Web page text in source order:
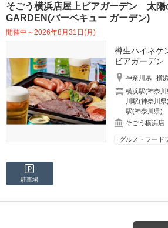
そごう横浜店屋上ビアガーデン 太陽
GARDEN(バーベキュー ガーデン)
開催中～2026年8月31日(月)
樽生ハイネケ
ビアガーデン
神奈川県
横
横浜駅(神奈川
川駅(神奈川県)
駅(神奈川県)
そごう横浜店
グルメ・フード
駐車場